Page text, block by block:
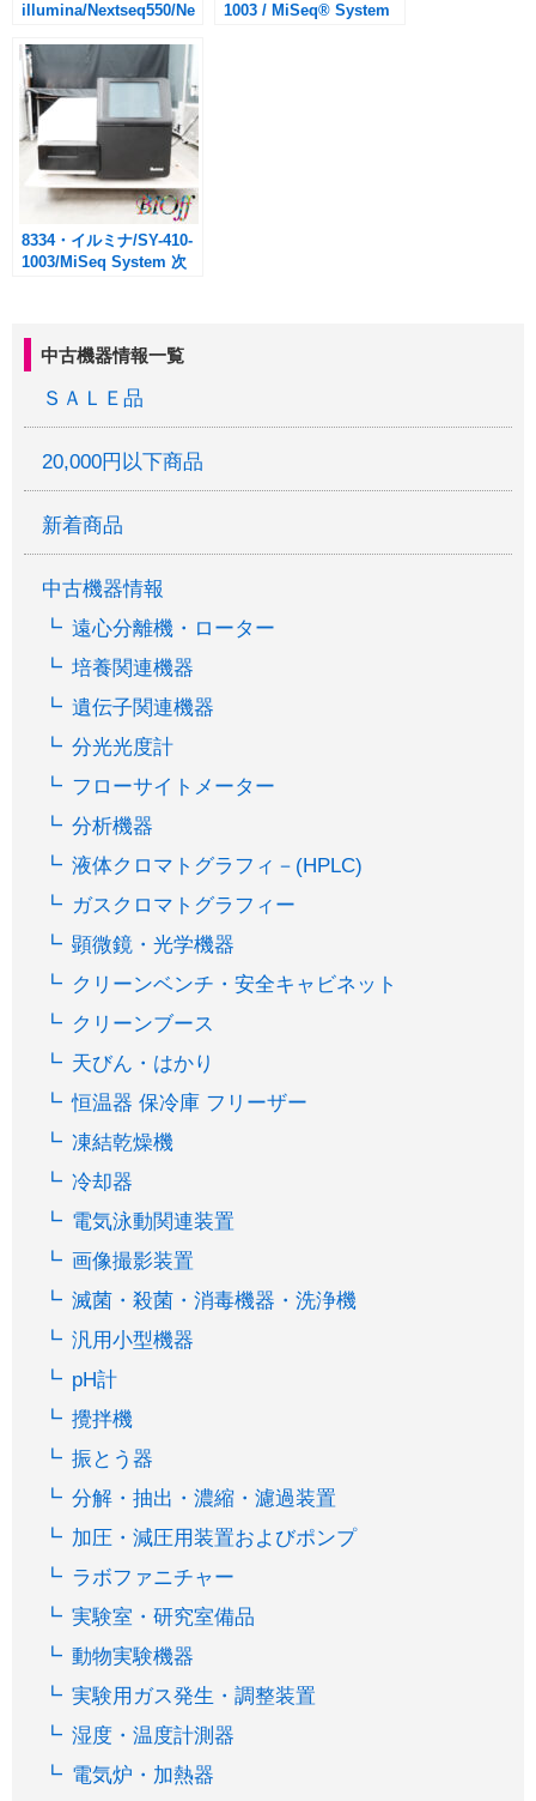
中古機器情報一覧
ＳＡＬＥ品
20,000円以下商品
新着商品
中古機器情報
遠心分離機・ローター
培養関連機器
遺伝子関連機器
分光光度計
フローサイトメーター
分析機器
液体クロマトグラフィ－(HPLC)
ガスクロマトグラフィー
顕微鏡・光学機器
クリーンベンチ・安全キャビネット
クリーンブース
天びん・はかり
恒温器 保冷庫 フリーザー
凍結乾燥機
冷却器
電気泳動関連装置
画像撮影装置
滅菌・殺菌・消毒機器・洗浄機
汎用小型機器
pH計
攪拌機
振とう器
分解・抽出・濃縮・濾過装置
加圧・減圧用装置およびポンプ
ラボファニチャー
実験室・研究室備品
動物実験機器
実験用ガス発生・調整装置
湿度・温度計測器
電気炉・加熱器
illumina/Nextseq550/Ne
1003 / MiSeq® System
8334・イルミナ/SY-410-
1003/MiSeq System 次